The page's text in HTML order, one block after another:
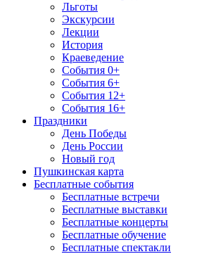
Льготы
Экскурсии
Лекции
История
Краеведение
События 0+
События 6+
События 12+
События 16+
Праздники
День Победы
День России
Новый год
Пушкинская карта
Бесплатные события
Бесплатные встречи
Бесплатные выставки
Бесплатные концерты
Бесплатные обучение
Бесплатные спектакли